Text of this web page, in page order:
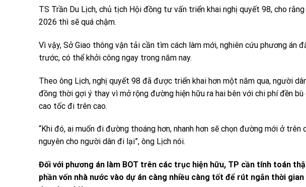
TS Trần Du Lịch, chủ tịch Hội đồng tư vấn triển khai nghị quyết 98, cho
2026 thì sẽ quá chậm.
Vì vậy, Sở Giao thông vận tải cần tìm cách làm mới, nghiên cứu phương án
trước, có thể khởi công ngay trong năm nay.
Theo ông Lịch, nghị quyết 98 đã được triển khai hơn một năm qua, người
đồng thời gợi ý thay vì mở rộng đường hiện hữu ra hai bên với chi phí đền
cao tốc đi trên cao.
“Khi đó, ai muốn đi đường thoáng hơn, nhanh hơn sẽ chọn đường mới ở
nguyên cho người dân đi lại”, ông Lịch nói.
Đối với phương án làm BOT trên các trục hiện hữu, TP cần tính toán
phần vốn nhà nước vào dự án càng nhiều càng tốt để rút ngắn thời